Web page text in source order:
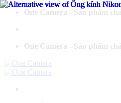
One Camera - Sản phẩm
One Camera - Sản phẩm